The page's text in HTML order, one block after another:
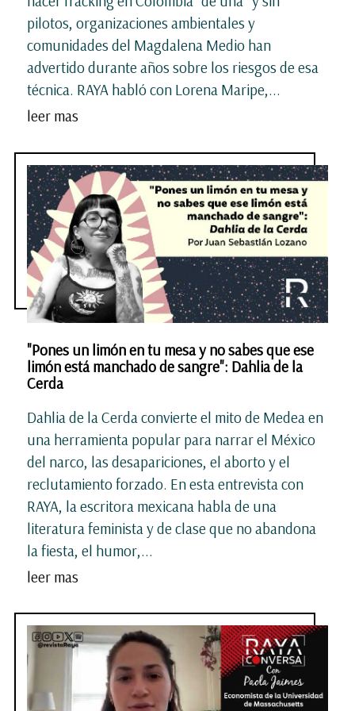
pilotos, organizaciones ambientales y
comunidades del Magdalena Medio han
advertido durante años sobre los riesgos de esa
técnica. RAYA habló con Lorena Maripe,...
leer mas
"Pones un limón en tu mesa y no sabes que ese
limón está manchado de sangre": Dahlia de la
Cerda
Dahlia de la Cerda convierte el mito de Medea en
una herramienta popular para narrar el México
del narco, las desapariciones, el aborto y el
reclutamiento forzado. En esta entrevista con
RAYA, la escritora mexicana habla de una
literatura feminista y de clase que no abandona
la fiesta, el humor,...
leer mas